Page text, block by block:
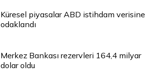
Küresel piyasalar ABD istihdam verisine
odaklandı
Merkez Bankası rezervleri 164,4 milyar
dolar oldu